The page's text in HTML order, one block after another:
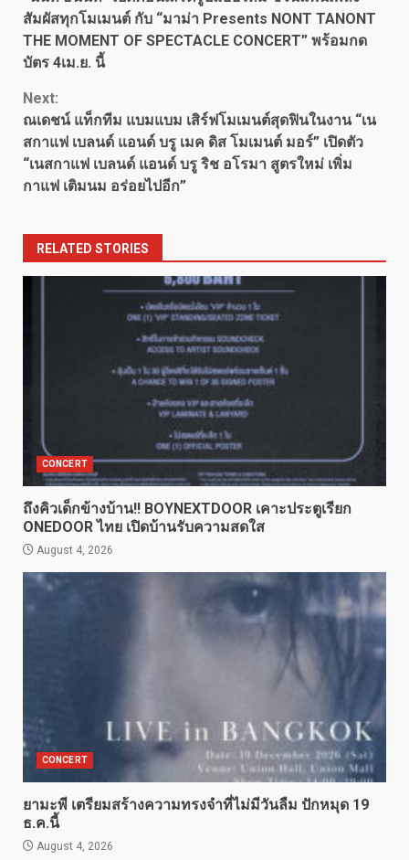
Reading
สัมผัสทุกโมเมนต์ กับ “มาม่า Presents NONT TANONT
THE MOMENT OF SPECTACLE CONCERT” พร้อมกด
บัตร 4เม.ย. นี้
Next:
ณเดชน์ แท็กทีม แบมแบม เสิร์ฟโมเมนต์สุดฟินในงาน “เน
สกาแฟ เบลนด์ แอนด์ บรู เมค ดิส โมเมนต์ มอร์” เปิดตัว
“เนสกาแฟ เบลนด์ แอนด์ บรู ริช อโรมา สูตรใหม่ เพิ่ม
กาแฟ เติมนม อร่อยไปอีก”
RELATED STORIES
CONCERT
ถึงคิวเด็กข้างบ้าน!! BOYNEXTDOOR เคาะประตูเรียก
ONEDOOR ไทย เปิดบ้านรับความสดใส
August 4, 2026
CONCERT
ยามะพี เตรียมสร้างความทรงจำที่ไม่มีวันลืม ปักหมุด 19
ธ.ค.นี้
August 4, 2026